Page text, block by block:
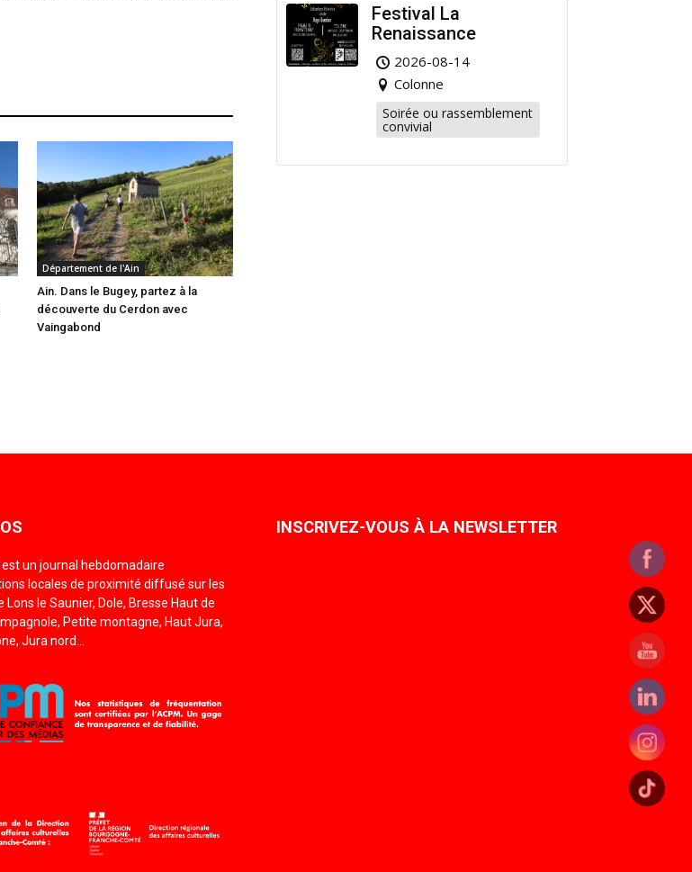
Département de l'Ain
Ain. Dans le Bugey, partez à la
découverte du Cerdon avec
Vaingabond
Festival La
Renaissance
2026-08-14
Colonne
Soirée ou rassemblement
convivial